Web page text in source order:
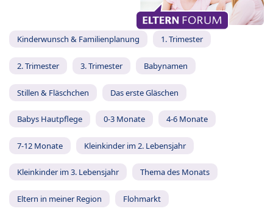
Kinderwunsch & Familienplanung 1. Trimester
2. Trimester 3. Trimester Babynamen
Stillen & Fläschchen Das erste Gläschen
Babys Hautpflege 0-3 Monate 4-6 Monate
7-12 Monate Kleinkinder im 2. Lebensjahr
Kleinkinder im 3. Lebensjahr Thema des Monats
Eltern in meiner Region Flohmarkt